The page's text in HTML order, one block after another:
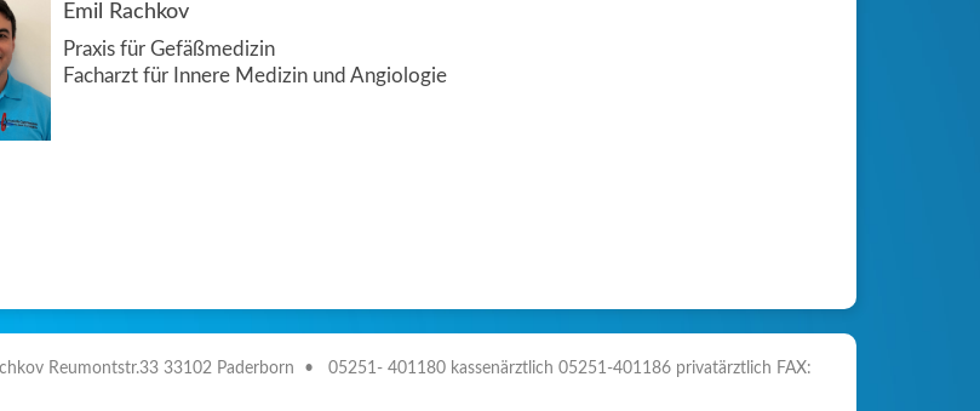
Emil Rachkov
Praxis für Gefäßmedizin
Facharzt für Innere Medizin und Angiologie
Reumontstr.33 33102 Paderborn • 05251- 401180 kassenärztlich 05251-401186 privatärztlich FAX: